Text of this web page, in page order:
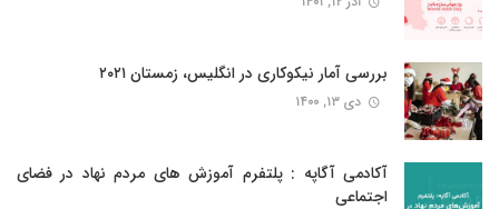
بررسی آمار نیکوکاری در انگلیس، زمستان ۲۰۲۱
دی ۱۳, ۱۴۰۰
آکادمی آگاپه : پلتفرم آموزش های مردم نهاد در فضای
اجتماعی